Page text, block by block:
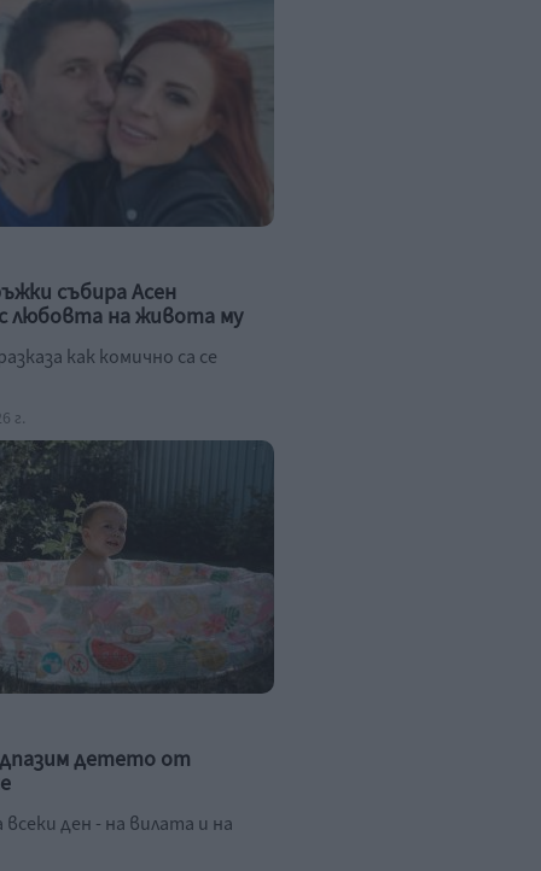
събира Асен
любовта на живота му
как комично са се
г.
детето от
всеки ден - на вилата и на